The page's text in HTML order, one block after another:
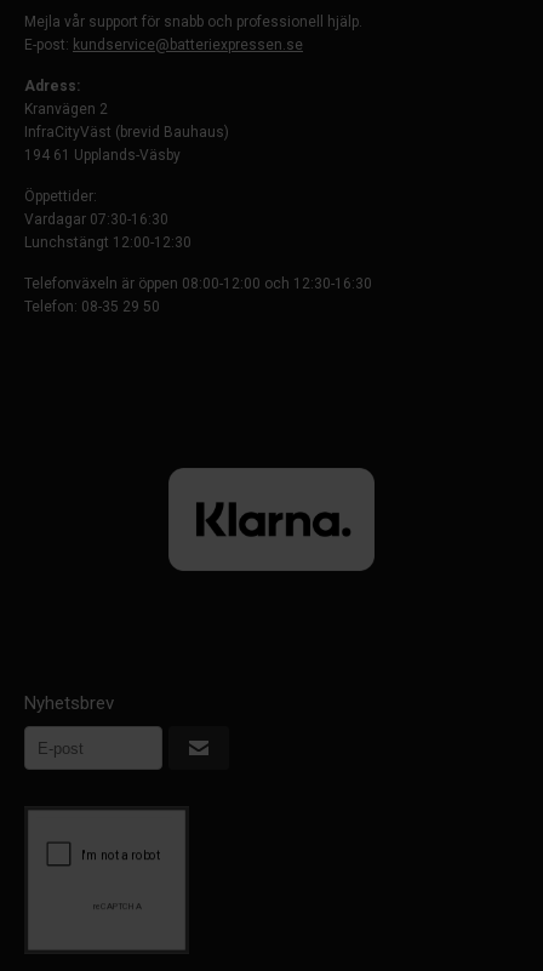
Mejla vår support för snabb och professionell hjälp.
E-post: kundservice@batteriexpressen.se
Adress:
Kranvägen 2
InfraCityVäst (brevid Bauhaus)
194 61 Upplands-Väsby
Öppettider:
Vardagar 07:30-16:30
Lunchstängt 12:00-12:30
Telefonväxeln är öppen 08:00-12:00 och 12:30-16:30
Telefon: 08-35 29 50
Nyhetsbrev